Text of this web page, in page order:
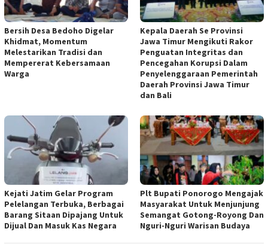
Bersih Desa Bedoho Digelar
Khidmat, Momentum
Melestarikan Tradisi dan
Mempererat Kebersamaan
Warga
Kepala Daerah Se Provinsi
Jawa Timur Mengikuti Rakor
Penguatan Integritas dan
Pencegahan Korupsi Dalam
Penyelenggaraan Pemerintah
Daerah Provinsi Jawa Timur
dan Bali
Kejati Jatim Gelar Program
Pelelangan Terbuka, Berbagai
Barang Sitaan Dipajang Untuk
Dijual Dan Masuk Kas Negara
Plt Bupati Ponorogo Mengajak
Masyarakat Untuk Menjunjung
Semangat Gotong-Royong Dan
Nguri-Nguri Warisan Budaya